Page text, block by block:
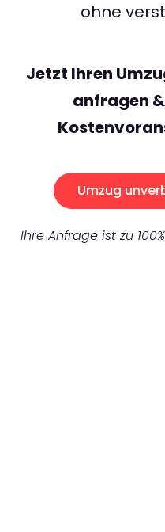
ohne
Jetzt Ihren
anfragen
Umzug
Ihre Anfrage ist zu